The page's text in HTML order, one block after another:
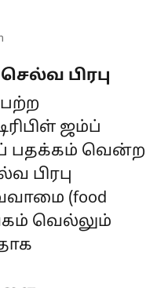
பிரபு
ஜம்ப்
பதக்கம் வென்ற
பிரபு
(food
வெல்லும்